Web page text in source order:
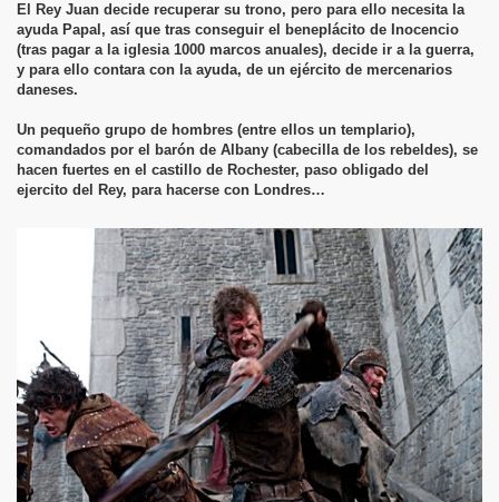
El Rey Juan decide recuperar su trono, pero para ello necesita la
ayuda Papal, así que tras conseguir el beneplácito de Inocencio
(tras pagar a la iglesia 1000 marcos anuales), decide ir a la guerra,
y para ello contara con la ayuda, de un ejército de mercenarios
daneses.
Un pequeño grupo de hombres (entre ellos un templario),
comandados por el barón de Albany (cabecilla de los rebeldes), se
hacen fuertes en el castillo de Rochester, paso obligado del
ejercito del Rey, para hacerse con Londres…